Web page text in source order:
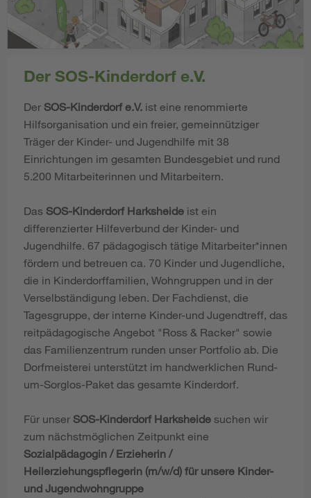
Der SOS-Kinderdorf e.V.
Der SOS-Kinderdorf e.V. ist eine renommierte
Hilfsorganisation und ein freier, gemeinnütziger
Träger der Kinder- und Jugendhilfe mit 38
Einrichtungen im gesamten Bundesgebiet und rund
5.200 Mitarbeiterinnen und Mitarbeitern.
Das SOS-Kinderdorf Harksheide ist ein
differenzierter Hilfeverbund der Kinder- und
Jugendhilfe. 67 pädagogisch tätige Mitarbeiter*innen
fördern und betreuen ca. 70 Kinder und Jugendliche,
die in Kinderdorffamilien, Wohngruppen und in der
Verselbständigung leben. Der Fachdienst, die
Tagesgruppe, der interne Kinder-und Jugendtreff, das
reitpädagogische Angebot "Ross & Racker" sowie
das Familienzentrum runden unser Portfolio ab. Die
Dorfmeisterei unterstützt im handwerklichen Rund-
um-Sorglos-Paket das gesamte Kinderdorf.
Für unser SOS-Kinderdorf Harksheide suchen wir
zum nächstmöglichen Zeitpunkt eine
Sozialpädagogin / Erzieherin /
Heilerziehungspflegerin (m/w/d) für unsere Kinder-
und Jugendwohngruppe